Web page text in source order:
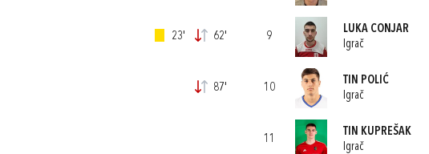
23' 62'
87'
9
LUKA CONJAR
Igrač
10
TIN POLIĆ
Igrač
11
TIN KUPREŠAK
Igrač